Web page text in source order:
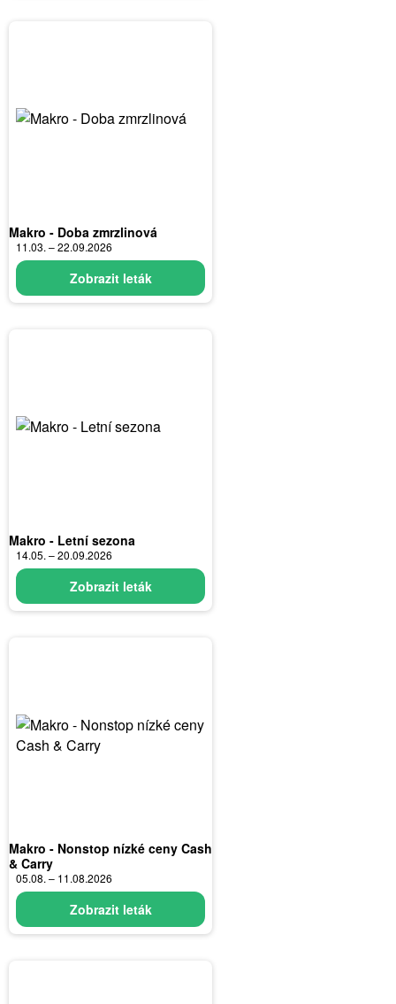
Makro - Doba zmrzlinová
11.03. – 22.09.2026
Zobrazit leták
Makro - Letní sezona
14.05. – 20.09.2026
Zobrazit leták
Makro - Nonstop nízké ceny Cash
& Carry
05.08. – 11.08.2026
Zobrazit leták